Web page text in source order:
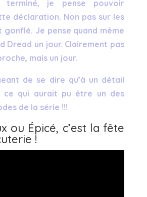
terminé, je pense pouvoir
déclaration. Non pas sur les
gonflé. Je pense quand même
Dread un jour. Clairement pas
mais un jour.
de se dire qu’à un détail
ce qui aurait pu être un des
de la série !!!
ou Épicé, c’est la fête
!